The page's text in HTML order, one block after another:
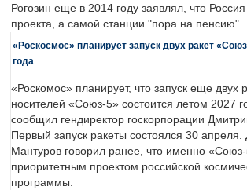
Рогозин еще в 2014 году заявлял, что
проекта, а самой станции "пора на пенсию".
«Роскосмос» планирует запуск двух ракет
года
«Роскомос» планирует, что запуск еще двух
носителей «Союз-5» состоится летом 2027
сообщил гендиректор госкорпорации
Первый запуск ракеты состоялся 30 апреля.
Мантуров говорил ранее, что именно «Союз-
приоритетным проектом российской
программы.